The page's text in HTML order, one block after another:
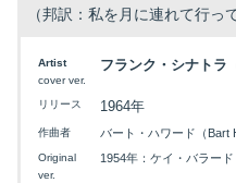
（邦訳：私を月に連れて行って
Artist
cover ver.
フランク・シナトラ
リリース 1964年
作曲者 バート・ハワード（Bart
Original
ver.
1954年：ケイ・バラード